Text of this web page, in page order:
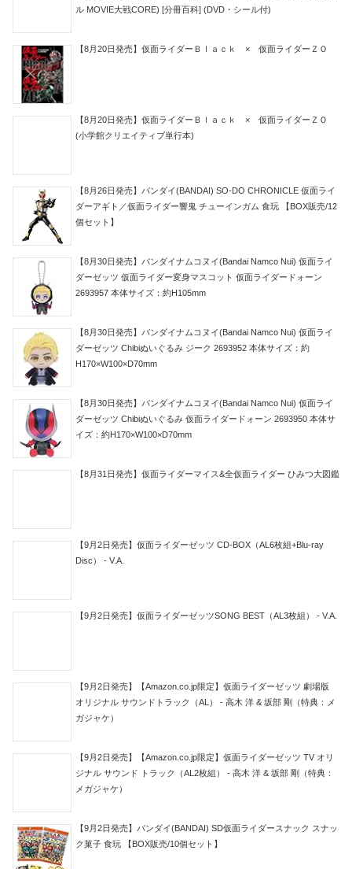
ル MOVIE大戦CORE) [分冊百科] (DVD・シール付)
【8月20日発売】仮面ライダーＢｌａｃｋ × 仮面ライダーＺＯ
【8月20日発売】仮面ライダーＢｌａｃｋ × 仮面ライダーＺＯ
(小学館クリエイティブ単行本)
【8月26日発売】バンダイ(BANDAI) SO-DO CHRONICLE 仮面ライ
ダーアギト／仮面ライダー響鬼 チューインガム 食玩 【BOX販売/12
個セット】
【8月30日発売】バンダイナムコヌイ(Bandai Namco Nui) 仮面ライ
ダーゼッツ 仮面ライダー変身マスコット 仮面ライダードォーン
2693957 本体サイズ：約H105mm
【8月30日発売】バンダイナムコヌイ(Bandai Namco Nui) 仮面ライ
ダーゼッツ Chibiぬいぐるみ ジーク 2693952 本体サイズ：約
H170×W100×D70mm
【8月30日発売】バンダイナムコヌイ(Bandai Namco Nui) 仮面ライ
ダーゼッツ Chibiぬいぐるみ 仮面ライダードォーン 2693950 本体サ
イズ：約H170×W100×D70mm
【8月31日発売】仮面ライダーマイス&全仮面ライダー ひみつ大図鑑
【9月2日発売】仮面ライダーゼッツ CD-BOX（AL6枚組+Blu-ray
Disc） - V.A.
【9月2日発売】仮面ライダーゼッツSONG BEST（AL3枚組） - V.A.
【9月2日発売】【Amazon.co.jp限定】仮面ライダーゼッツ 劇場版
オリジナル サウンドトラック（AL） - 高木 洋 & 坂部 剛（特典：メ
ガジャケ）
【9月2日発売】【Amazon.co.jp限定】仮面ライダーゼッツ TV オリ
ジナル サウンド トラック（AL2枚組） - 高木 洋 & 坂部 剛（特典：
メガジャケ）
【9月2日発売】バンダイ(BANDAI) SD仮面ライダースナック スナッ
ク菓子 食玩 【BOX販売/10個セット】